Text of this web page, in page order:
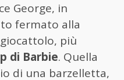
George, in
fermato alla
più
di Barbie. Quella
di una barzelletta,